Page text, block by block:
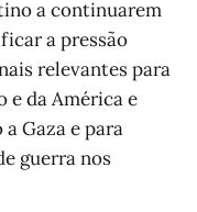
a continuarem
a pressão
relevantes para
e da América e
Gaza e para
guerra nos